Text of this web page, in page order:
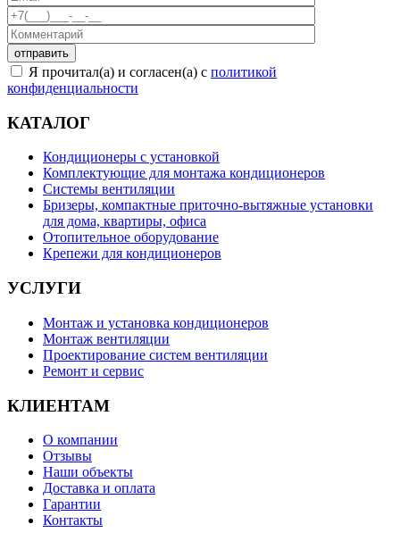
Я прочитал(а) и согласен(а) с политикой
конфиденциальности
КАТАЛОГ
Кондиционеры с установкой
Комплектующие для монтажа кондиционеров
Системы вентиляции
Бризеры, компактные приточно-вытяжные установки
для дома, квартиры, офиса
Отопительное оборудование
Крепежи для кондиционеров
УСЛУГИ
Монтаж и установка кондиционеров
Монтаж вентиляции
Проектирование систем вентиляции
Ремонт и сервис
КЛИЕНТАМ
О компании
Отзывы
Наши объекты
Доставка и оплата
Гарантии
Контакты